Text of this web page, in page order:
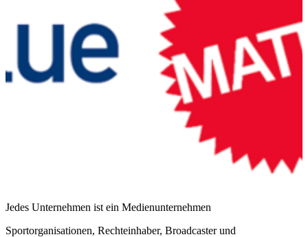
Jedes Unternehmen ist ein Medienunternehmen
Sportorganisationen, Rechteinhaber, Broadcaster und